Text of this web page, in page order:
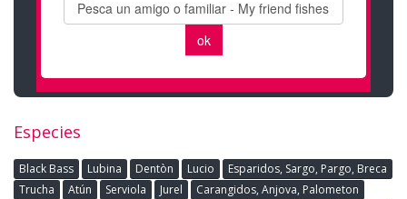
Especies
Black Bass Lubina Dentòn Lucio
Esparidos, Sargo, Pargo, Breca
Trucha
Atún Serviola Jurel
Carangidos, Anjova, Palometon